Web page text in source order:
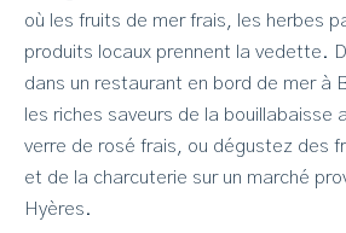
où les fruits de mer frais, les herbes
produits locaux prennent la vedette.
dans un restaurant en bord de mer à
les riches saveurs de la bouillabaisse
verre de rosé frais, ou dégustez des
et de la charcuterie sur un marché
Hyères.